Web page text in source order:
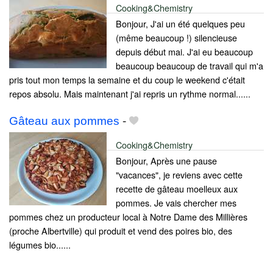
Cooking&Chemistry
Bonjour, J'ai un été quelques peu
(même beaucoup !) silencieuse
depuis début mai. J'ai eu beaucoup
beaucoup beaucoup de travail qui m'a
pris tout mon temps la semaine et du coup le weekend c'était
repos absolu. Mais maintenant j'ai repris un rythme normal......
Gâteau aux pommes -
Cooking&Chemistry
Bonjour, Après une pause
"vacances", je reviens avec cette
recette de gâteau moelleux aux
pommes. Je vais chercher mes
pommes chez un producteur local à Notre Dame des Millières
(proche Albertville) qui produit et vend des poires bio, des
légumes bio......